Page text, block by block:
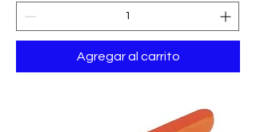
Agregar al carrito